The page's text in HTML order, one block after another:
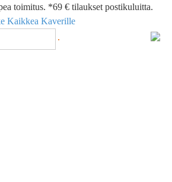
toimitus. *69 € tilaukset postikuluitta.